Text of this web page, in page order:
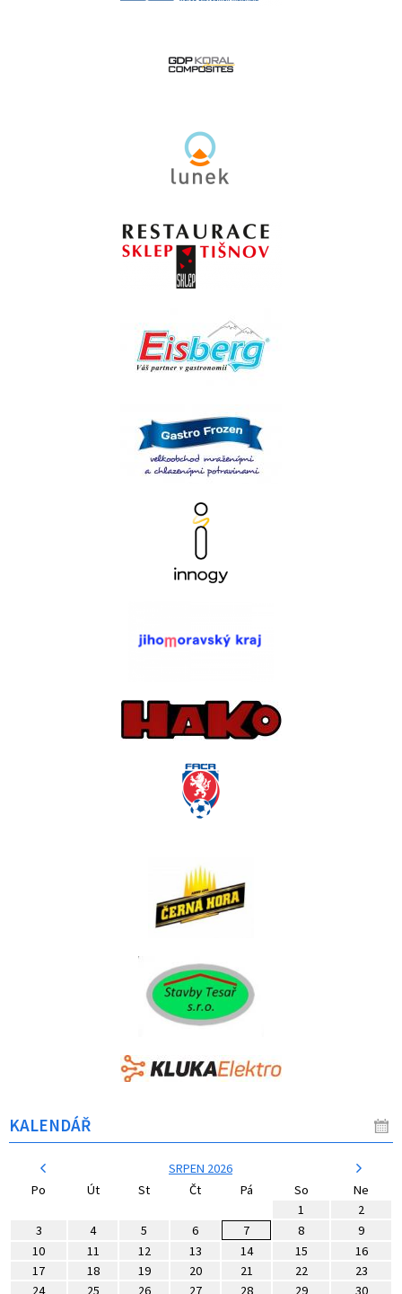
KALENDÁŘ
SRPEN 2026
Po
Út St Čt Pá So
Ne
1
2
3
4 5 6 7 8
9
10
11 12 13 14 15
16
17
18 19 20 21 22
23
24
25 26 27 28 29 30